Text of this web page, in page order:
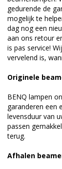
gedurende de
mogelijk te
dag nog een
aan ons retour
is pas service!
vervelend is,
Originele
BENQ lampen
garanderen een
levensduur van
passen
terug.
Afhalen